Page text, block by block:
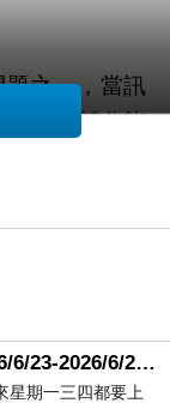
之一，當訊
時，部分能
阻抗不匹配
即使是極小
分訊號彼此週間農居第284週（2026/6/23-2026/6/24) 夏至 金黃稻浪洋溢豐收喜悅
星期一三四都要上